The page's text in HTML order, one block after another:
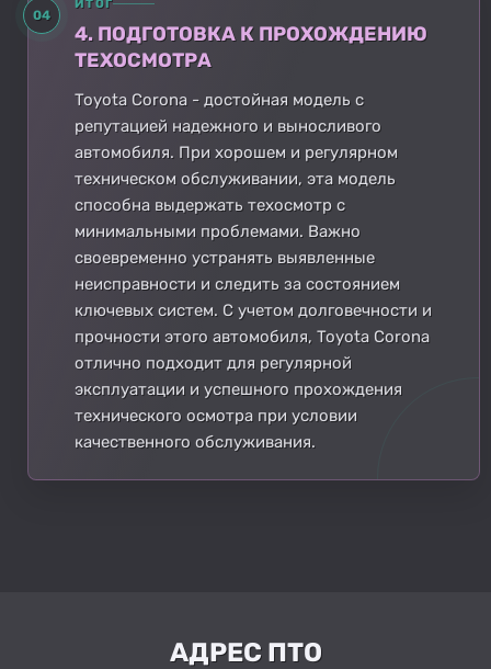
04
ИТОГ
4. ПОДГОТОВКА К ПРОХОЖДЕНИЮ
ТЕХОСМОТРА
Toyota Corona - достойная модель с
репутацией надежного и выносливого
автомобиля. При хорошем и регулярном
техническом обслуживании, эта модель
способна выдержать техосмотр с
минимальными проблемами. Важно
своевременно устранять выявленные
неисправности и следить за состоянием
ключевых систем. С учетом долговечности и
прочности этого автомобиля, Toyota Corona
отлично подходит для регулярной
эксплуатации и успешного прохождения
технического осмотра при условии
качественного обслуживания.
АДРЕС ПТО